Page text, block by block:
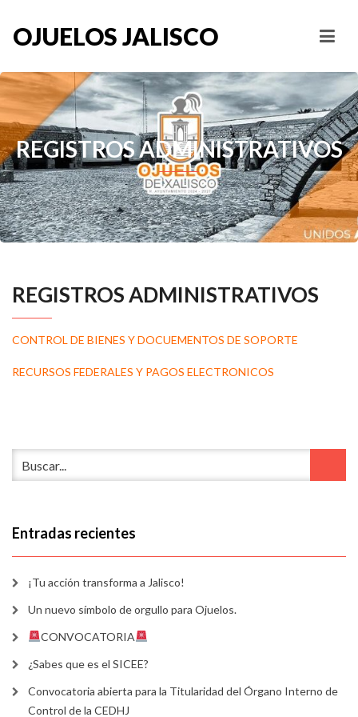
OJUELOS JALISCO
REGISTROS ADMINISTRATIVOS
REGISTROS ADMINISTRATIVOS
CONTROL DE BIENES Y DOCUEMENTOS DE SOPORTE
RECURSOS FEDERALES Y PAGOS ELECTRONICOS
Entradas recientes
¡Tu acción transforma a Jalisco!
Un nuevo símbolo de orgullo para Ojuelos.
CONVOCATORIA
¿Sabes que es el SICEE?
Convocatoria abierta para la Titularidad del Órgano Interno de
Control de la CEDHJ